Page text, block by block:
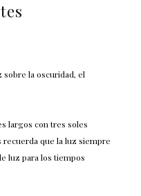
sobre la oscuridad, el
largos con tres soles
recuerda que la luz siempre
luz para los tiempos